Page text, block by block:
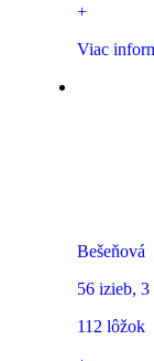
+
Viac
Bešeňová
56 izieb, 3
112 lôžok